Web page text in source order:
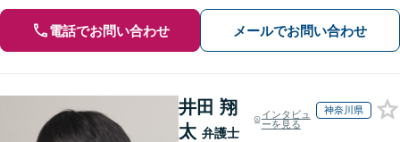
電話でお問い合わせ メールでお問い合わせ
井田 翔
太 弁護士
インタビュ
ーを見る
神奈川県